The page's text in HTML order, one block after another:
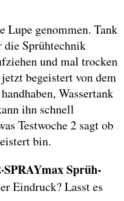
Lupe genommen. Tank
die Sprühtechnik
und mal trocken
begeistert von dem
Wassertank
ihn schnell
Testwoche 2 sagt ob
bin.
Sprüh-
Eindruck? Lasst es